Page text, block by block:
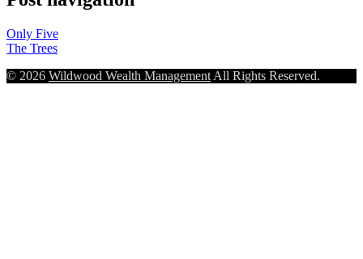
Only Five
The Trees
© 2026 Wildwood Wealth Management All Rights Reserved.